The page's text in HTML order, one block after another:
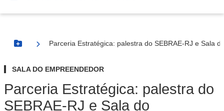
Botão Menu
Parceria Estratégica: palestra do SEBRAE-RJ e Sala
SALA DO EMPREENDEDOR
Parceria Estratégica: palestra do
SEBRAE-RJ e Sala do